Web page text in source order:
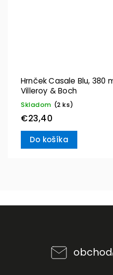
Hrnček Casale Blu, 380
Villeroy & Boch
Skladom (2 ks)
€23,40
Do košíka
obchod